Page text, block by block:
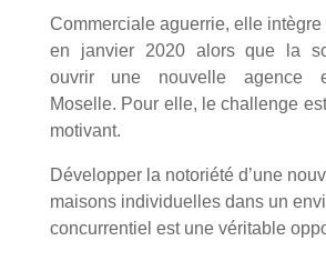
Commerciale aguerrie, elle
en janvier 2020 alors que la
ouvrir une nouvelle agence
Moselle. Pour elle, le challenge
motivant.
Développer la notoriété d’une
maisons individuelles dans un
concurrentiel est une véritable